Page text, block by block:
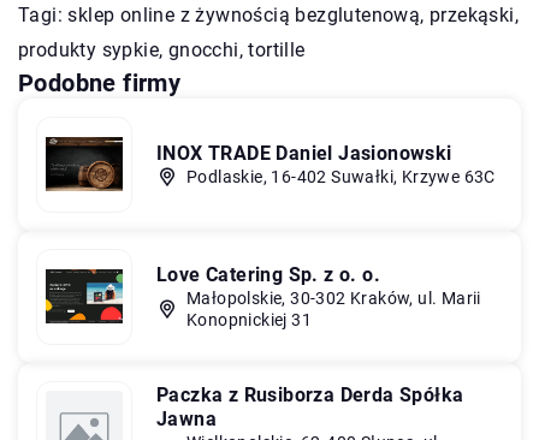
Tagi:sklep online z żywnością bezglutenową, przekąski,
produkty sypkie, gnocchi, tortille
Podobne firmy
INOX TRADE Daniel Jasionowski
Podlaskie, 16-402 Suwałki, Krzywe 63C
Love Catering Sp. z o. o.
Małopolskie, 30-302 Kraków, ul. Marii
Konopnickiej 31
Paczka z Rusiborza Derda Spółka
Jawna